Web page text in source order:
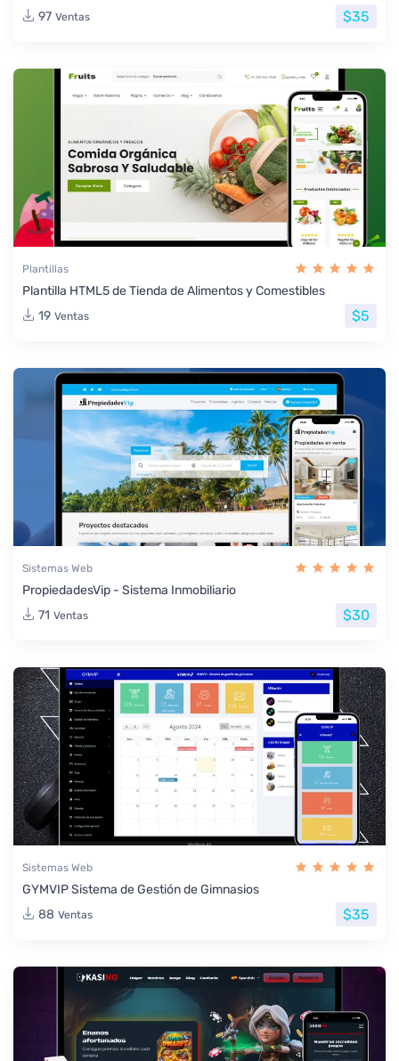
97 Ventas $35
Plantillas
Plantilla HTML5 de Tienda de Alimentos y Comestibles
19 Ventas $5
Sistemas Web
PropiedadesVip - Sistema Inmobiliario
71 Ventas $30
Sistemas Web
GYMVIP Sistema de Gestión de Gimnasios
88 Ventas $35